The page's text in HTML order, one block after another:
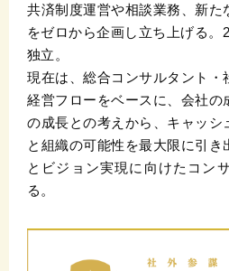
共済制度運営や相談業務、新た
をゼロから企画し立ち上げる。
独立。
現在は、総合コンサルタント・
経営フローをベースに、会社の
の成長との考えから、キャッシ
と組織の可能性を最大限に引
とビジョン実現に向けたコン
る。